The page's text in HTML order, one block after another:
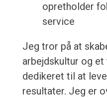
opretholder
service
Jeg tror på at
arbejdskultur og et
dedikeret til at
resultater. Jeg er